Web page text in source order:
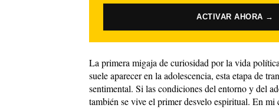
ACTIVAR AHORA →
La primera migaja de curiosidad por la vida
suele aparecer en la adolescencia, esta etapa de
sentimental. Si las condiciones del entorno y del
también se vive el primer desvelo espiritual. En mi